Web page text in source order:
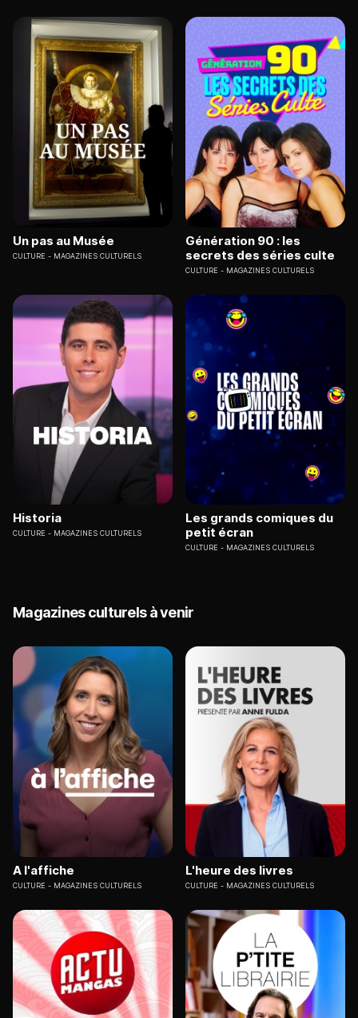
Un pas au Musée
CULTURE MAGAZINES CULTURELS
Génération 90 : les
secrets des séries culte
CULTURE MAGAZINES CULTURELS
Historia
CULTURE MAGAZINES CULTURELS
Les grands comiques du
petit écran
CULTURE MAGAZINES CULTURELS
Magazines culturels à venir
A l'affiche
CULTURE MAGAZINES CULTURELS
L'heure des livres
CULTURE MAGAZINES CULTURELS